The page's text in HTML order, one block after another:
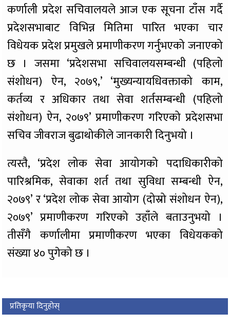
कर्णाली प्रदेश सचिवालयले आज एक सूचना टाँस गर्दै
प्रदेशसभाबाट विभिन्न मितिमा पारित भएका चार
विधेयक प्रदेश प्रमुखले प्रमाणीकरण गर्नुभएको जनाएको
छ । जसमा ‘प्रदेशसभा सचिवालयसम्बन्धी (पहिलो
संशोधन) ऐन, २०७९,’ ‘मुख्यन्यायधिवक्ताको काम,
कर्तव्य र अधिकार तथा सेवा शर्तसम्बन्धी (पहिलो
संशोधन) ऐन, २०७९’ प्रमाणीकरण गरिएको प्रदेशसभा
सचिव जीवराज बुढाथोकीले जानकारी दिनुभयो ।
त्यस्तै, ‘प्रदेश लोक सेवा आयोगको पदाधिकारीको
पारिश्रमिक, सेवाका शर्त तथा सुविधा सम्बन्धी ऐन,
२०७९’ र ‘प्रदेश लोक सेवा आयोग (दोस्रो संशोधन ऐन),
२०७९’ प्रमाणीकरण गरिएको उहाँले बताउनुभयो ।
तीसँगै कर्णालीमा प्रमाणीकरण भएका विधेयकको
संख्या ४० पुगेको छ ।
प्रतिकृया दिनुहोस्